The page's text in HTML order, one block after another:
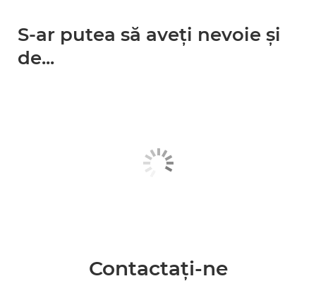
S-ar putea să aveţi nevoie şi
de...
Contactaţi-ne